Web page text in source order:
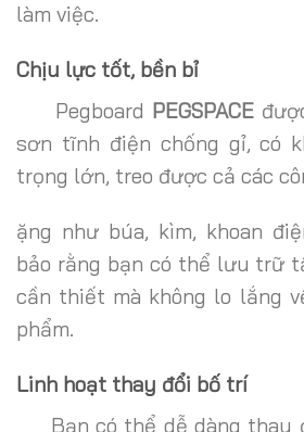
làm việc.
Chịu lực tốt, bền bỉ
Pegboard PEGSPACE
sơn tĩnh điện chống gỉ, có
trọng lớn, treo được cả các
ặng như búa, kìm, khoan
bảo rằng bạn có thể lưu trữ
cần thiết mà không lo lắng
phẩm.
Linh hoạt thay đổi bố trí
Bạn có thể dễ dàng thay